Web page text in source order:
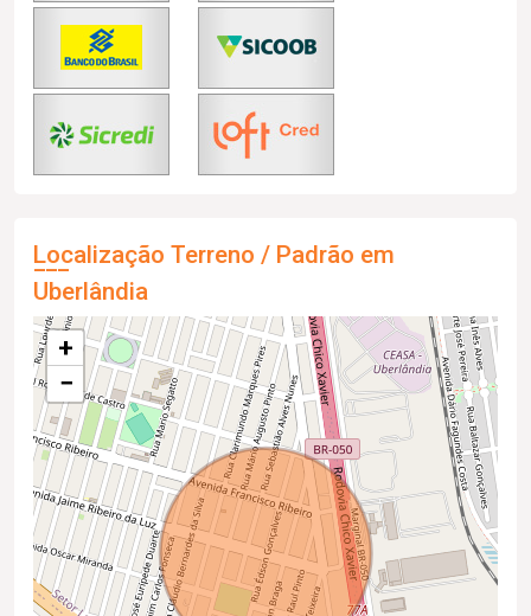
Localização Terreno / Padrão em
Uberlândia
+
−